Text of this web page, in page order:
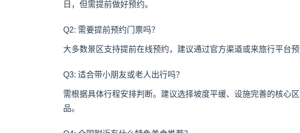
日，但需提前做好预约。
Q2: 需要提前预约门票吗？
大多数景区支持提前在线预约，建议通过官方渠道或来旅行平台
Q3: 适合带小朋友或老人出行吗？
需根据具体行程安排判断。建议选择坡度平缓、设施完善的核心
品。